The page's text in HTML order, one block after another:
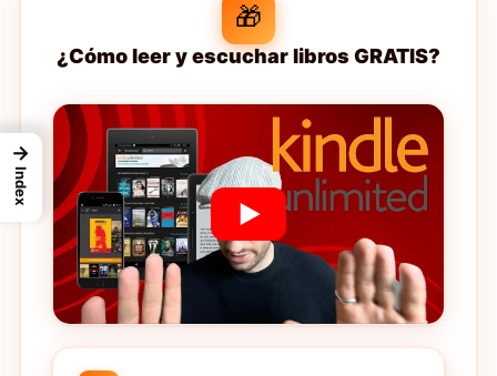
🎁
¿Cómo leer y escuchar libros GRATIS?
→
Index